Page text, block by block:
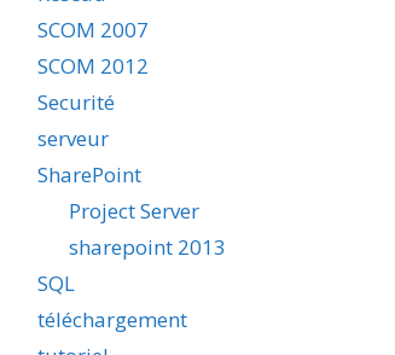
SCOM 2007
SCOM 2012
Securité
serveur
SharePoint
Project Server
sharepoint 2013
SQL
téléchargement